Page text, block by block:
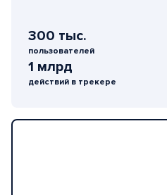
300 тыс.
пользователей
1 млрд
действий в трекере